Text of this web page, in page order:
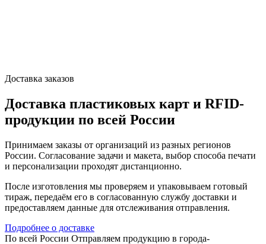
Доставка заказов
Доставка пластиковых карт и RFID-
продукции по всей России
Принимаем заказы от организаций из разных регионов
России. Согласование задачи и макета, выбор способа печати
и персонализации проходят дистанционно.
После изготовления мы проверяем и упаковываем готовый
тираж, передаём его в согласованную службу доставки и
предоставляем данные для отслеживания отправления.
Подробнее о доставке
По всей России Отправляем продукцию в города-